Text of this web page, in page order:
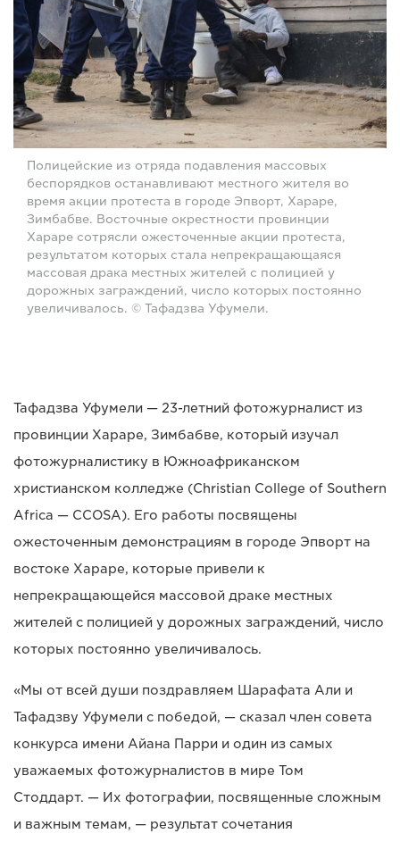
Полицейские из отряда подавления массовых
беспорядков останавливают местного жителя во
время акции протеста в городе Эпворт, Хараре,
Зимбабве. Восточные окрестности провинции
Хараре сотрясли ожесточенные акции протеста,
результатом которых стала непрекращающаяся
массовая драка местных жителей с полицией у
дорожных заграждений, число которых постоянно
увеличивалось. © Тафадзва Уфумели.
Тафадзва Уфумели — 23-летний фотожурналист из
провинции Хараре, Зимбабве, который изучал
фотожурналистику в Южноафриканском
христианском колледже (Christian College of Southern
Africa — CCOSA). Его работы посвящены
ожесточенным демонстрациям в городе Эпворт на
востоке Хараре, которые привели к
непрекращающейся массовой драке местных
жителей с полицией у дорожных заграждений, число
которых постоянно увеличивалось.
«Мы от всей души поздравляем Шарафата Али и
Тафадзву Уфумели с победой, — сказал член совета
конкурса имени Айана Парри и один из самых
уважаемых фотожурналистов в мире Том
Стоддарт. — Их фотографии, посвященные сложным
и важным темам, — результат сочетания